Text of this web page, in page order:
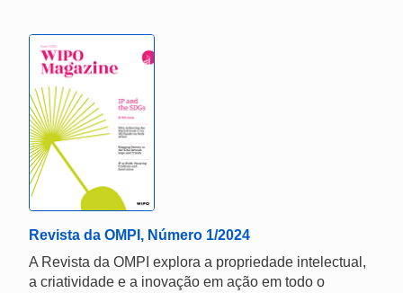
Revista da OMPI, Número 1/2024
A Revista da OMPI explora a propriedade intelectual,
a criatividade e a inovação em ação em todo o